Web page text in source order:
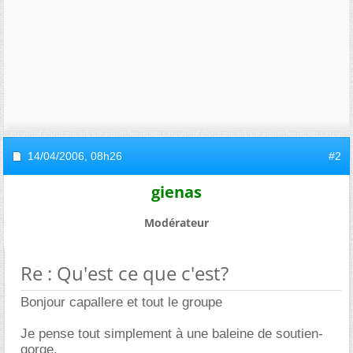
14/04/2006, 08h26 #2
gienas
Modérateur
Re : Qu'est ce que c'est?
Bonjour capallere et tout le groupe
Je pense tout simplement à une baleine de soutien-
gorge.